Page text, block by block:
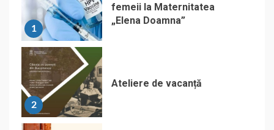
1
femeii la Maternitatea
„Elena Doamna”
2
Ateliere de vacanță